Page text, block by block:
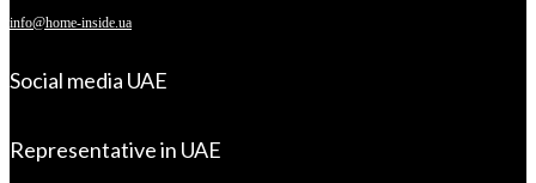
info@home-inside.ua
Social media UAE
Representative in UAE